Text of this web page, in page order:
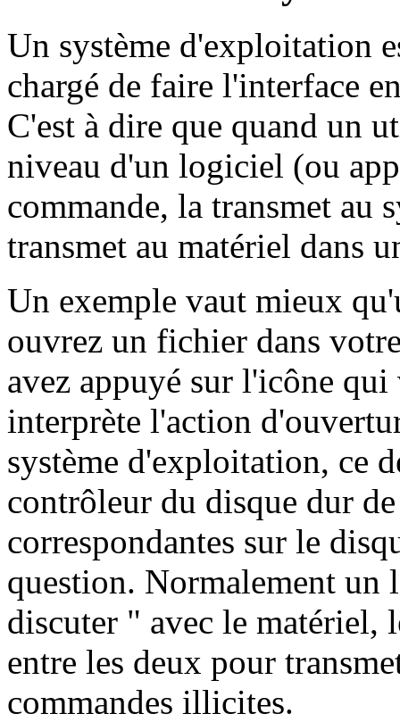
Un système d'exploitation
chargé de faire l'interface
C'est à dire que quand un
niveau d'un logiciel (ou
commande, la transmet au
transmet au matériel dans
Un exemple vaut mieux
ouvrez un fichier dans
avez appuyé sur l'icône
interprète l'action
système d'exploitation, ce
contrôleur du disque dur
correspondantes sur le
question. Normalement
discuter " avec le matériel,
entre les deux pour
commandes illicites.